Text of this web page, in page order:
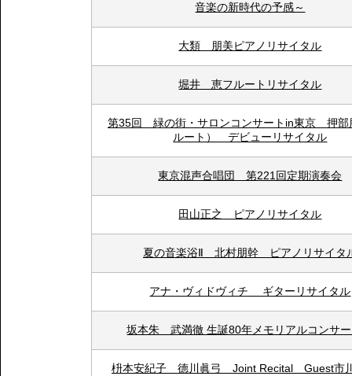
音楽の新時代の予感～
大類 朋美ピアノリサイタル
堀井 恵フルートリサイタル
第35回 緑の街・サロンコンサートin東京 押部
ルート） デビューリサイタル
東京混声合唱団 第221回定期演奏会
田山正之 ピアノリサイタル
夏の音楽浴Ⅱ 北村朋幹 ピアノリサイタ
アナ・ヴィドヴィチ ギターリサイタル
坂本朱 武満徹 生誕80年メモリアルコン
枡本安紀子 德川眞弓 Joint Recital Guest